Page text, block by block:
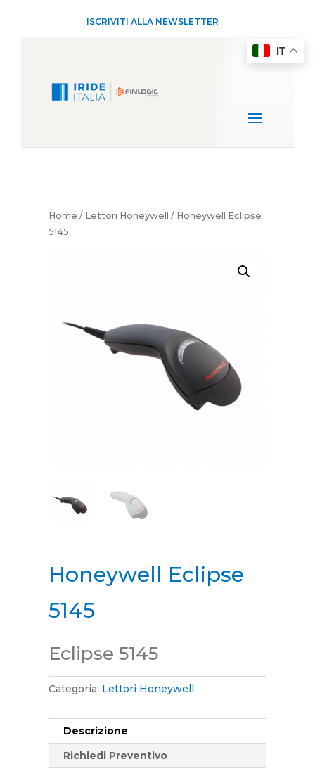
ISCRIVITI ALLA NEWSLETTER
Home / Lettori Honeywell
/ Honeywell Eclipse
5145
Honeywell Eclipse
5145
Eclipse 5145
Categoria: Lettori Honeywell
Descrizione
Richiedi Preventivo
IT